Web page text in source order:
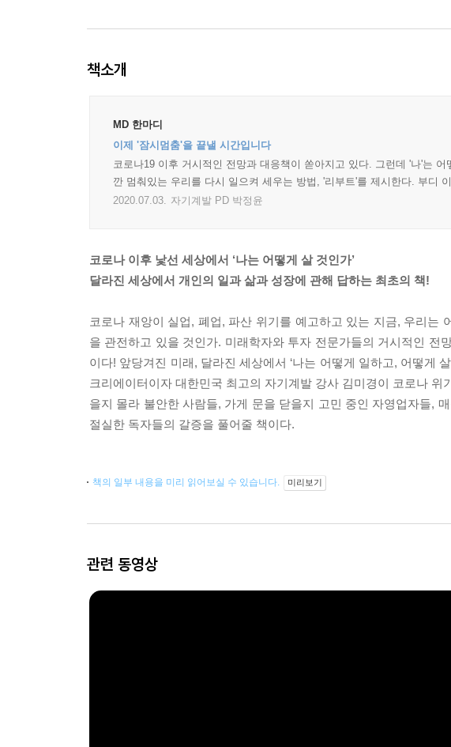
책소개
MD 한마디
이제 '잠시멈춤'을 끝낼 시간입니다
코로나19 이후 거시적인 전망과 대응책이 쏟아지고 있다. 그런데 '나'는
깐 멈춰있는 우리를 다시 일으켜 세우는 방법, '리부트'를 제시한다. 부디
2020.07.03. 자기계발 PD 박정윤
코로나 이후 낯선 세상에서 ‘나는 어떻게 살 것인가’
달라진 세상에서 개인의 일과 삶과 성장에 관해 답하는 최초의 책!
코로나 재앙이 실업, 폐업, 파산 위기를 예고하고 있는 지금, 우리는
을 관전하고 있을 것인가. 미래학자와 투자 전문가들의 거시적인 전
이다! 앞당겨진 미래, 달라진 세상에서 ‘나는 어떻게 일하고, 어떻게
크리에이터이자 대한민국 최고의 자기계발 강사 김미경이 코로나
을지 몰라 불안한 사람들, 가게 문을 닫을지 고민 중인 자영업자들,
절실한 독자들의 갈증을 풀어줄 책이다.
책의 일부 내용을 미리 읽어보실 수 있습니다. 미리보기
관련 동영상